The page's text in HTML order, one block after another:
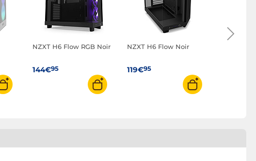
NZXT H6 Flow RGB Noir
144€95
NZXT H6 Flow Noir
119€95